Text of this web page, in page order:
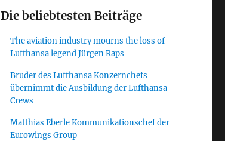
Die beliebtesten Beiträge
The aviation industry mourns the loss of
Lufthansa legend Jürgen Raps
Bruder des Lufthansa Konzernchefs
übernimmt die Ausbildung der Lufthansa
Crews
Matthias Eberle Kommunikationschef der
Eurowings Group